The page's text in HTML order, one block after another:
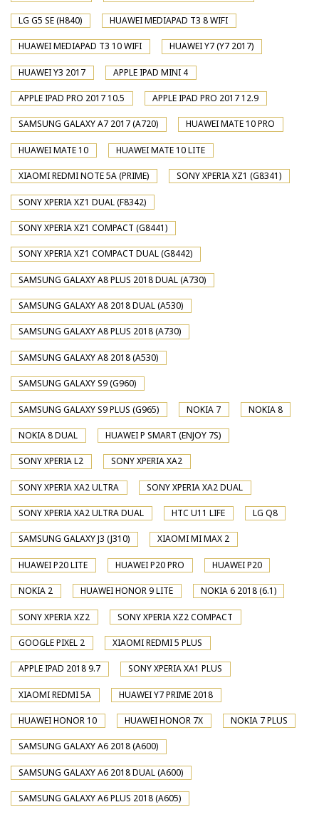
LG G5 SE (H840) HUAWEI MEDIAPAD T3 8 WIFI
HUAWEI MEDIAPAD T3 10 WIFI HUAWEI Y7 (Y7 2017)
HUAWEI Y3 2017 APPLE IPAD MINI 4
APPLE IPAD PRO 2017 10.5 APPLE IPAD PRO 2017 12.9
SAMSUNG GALAXY A7 2017 (A720) HUAWEI MATE 10 PRO
HUAWEI MATE 10 HUAWEI MATE 10 LITE
XIAOMI REDMI NOTE 5A (PRIME) SONY XPERIA XZ1 (G8341)
SONY XPERIA XZ1 DUAL (F8342)
SONY XPERIA XZ1 COMPACT (G8441)
SONY XPERIA XZ1 COMPACT DUAL (G8442)
SAMSUNG GALAXY A8 PLUS 2018 DUAL (A730)
SAMSUNG GALAXY A8 2018 DUAL (A530)
SAMSUNG GALAXY A8 PLUS 2018 (A730)
SAMSUNG GALAXY A8 2018 (A530)
SAMSUNG GALAXY S9 (G960)
SAMSUNG GALAXY S9 PLUS (G965) NOKIA 7 NOKIA 8
NOKIA 8 DUAL HUAWEI P SMART (ENJOY 7S)
SONY XPERIA L2 SONY XPERIA XA2
SONY XPERIA XA2 ULTRA SONY XPERIA XA2 DUAL
SONY XPERIA XA2 ULTRA DUAL HTC U11 LIFE LG Q8
SAMSUNG GALAXY J3 (J310) XIAOMI MI MAX 2
HUAWEI P20 LITE HUAWEI P20 PRO HUAWEI P20
NOKIA 2 HUAWEI HONOR 9 LITE NOKIA 6 2018 (6.1)
SONY XPERIA XZ2 SONY XPERIA XZ2 COMPACT
GOOGLE PIXEL 2 XIAOMI REDMI 5 PLUS
APPLE IPAD 2018 9.7 SONY XPERIA XA1 PLUS
XIAOMI REDMI 5A HUAWEI Y7 PRIME 2018
HUAWEI HONOR 10 HUAWEI HONOR 7X NOKIA 7 PLUS
SAMSUNG GALAXY A6 2018 (A600)
SAMSUNG GALAXY A6 2018 DUAL (A600)
SAMSUNG GALAXY A6 PLUS 2018 (A605)